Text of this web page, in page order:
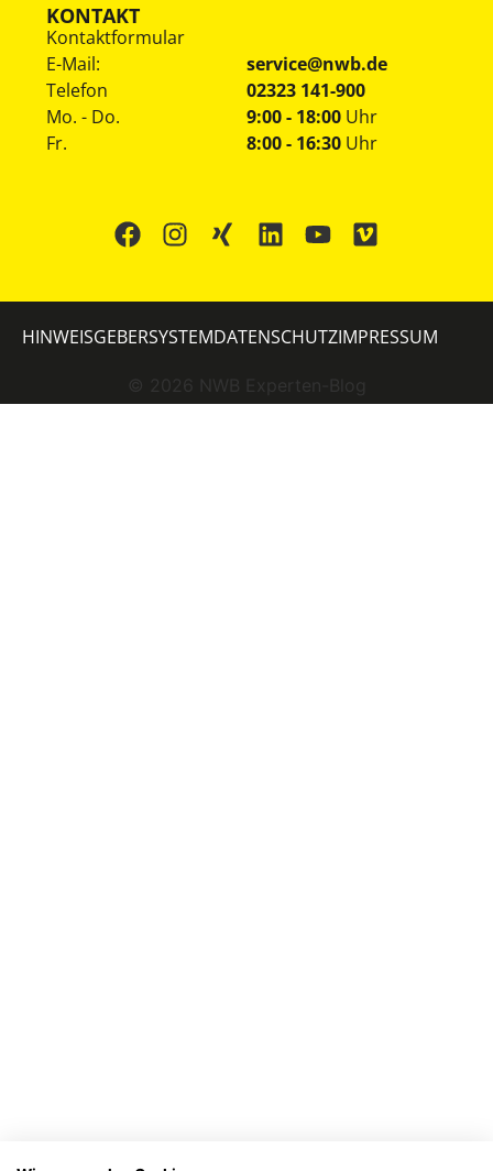
KONTAKT
Kontaktformular
E-Mail:
service@nwb.de
Telefon
02323 141-900
Mo. - Do.
Fr.
9:00 - 18:00 Uhr
8:00 - 16:30 Uhr
© 2026 NWB Experten-Blog
HINWEISGEBERSYSTEMDATENSCHUTZIMPRESSUM